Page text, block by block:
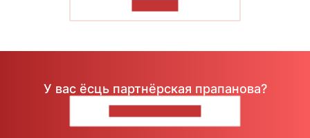
У вас ёсць партнёрская прапанова?